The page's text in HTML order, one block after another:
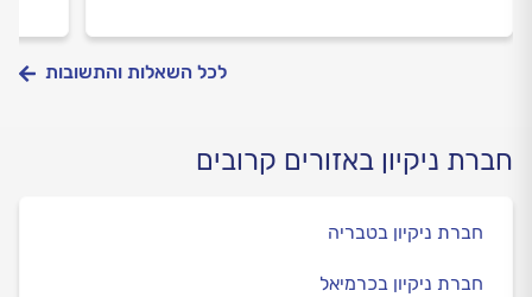
לכל השאלות והתשובות
חברת ניקיון באזורים קרובים
חברת ניקיון בטבריה
חברת ניקיון בכרמיאל